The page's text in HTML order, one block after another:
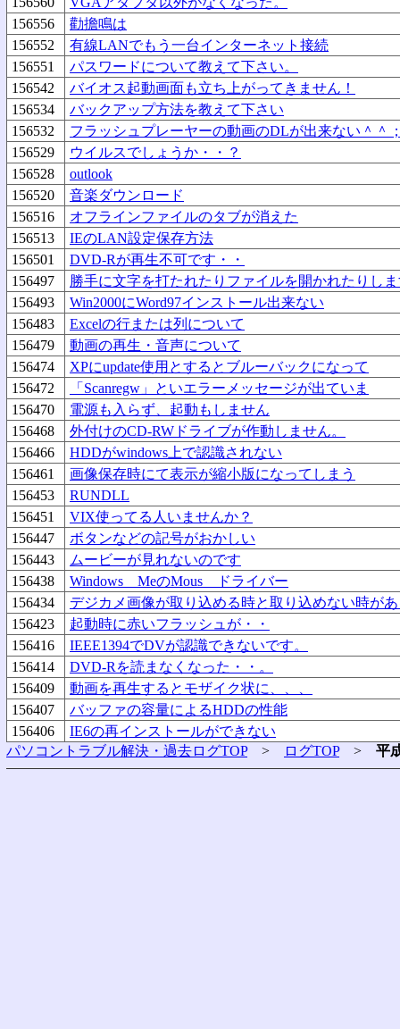
156556
勸擔鳴は
156552
有線LANでもう一台インターネット接続
156551
パスワードについて教えて下さい。
156542
バイオス起動画面も立ち上がってきません！
156534
バックアップ方法を教えて下さい
156532
フラッシュプレーヤーの動画のDLが出来ない＾＾
156529
ウイルスでしょうか・・？
156528
outlook
156520
音楽ダウンロード
156516
オフラインファイルのタブが消えた
156513
IEのLAN設定保存方法
156501
DVD-Rが再生不可です・・
156497
勝手に文字を打たれたりファイルを開かれたりし
156493
Win2000にWord97インストール出来ない
156483
Excelの行または列について
156479
動画の再生・音声について
156474
XPにupdate使用とするとブルーバックになって
156472
「Scanregw」といエラーメッセージが出ていま
156470
電源も入らず、起動もしません
156468
外付けのCD-RWドライブが作動しません。
156466
HDDがwindows上で認識されない
156461
画像保存時にて表示が縮小版になってしまう
156453
RUNDLL
156451
VIX使ってる人いませんか？
156447
ボタンなどの記号がおかしい
156443
ムービーが見れないのです
156438
Windows MeのMous ドライバー
156434
デジカメ画像が取り込める時と取り込めない時が
156423
起動時に赤いフラッシュが・・
156416
IEEE1394でDVが認識できないです。
156414
DVD-Rを読まなくなった・・。
156409
動画を再生するとモザイク状に、、、
156407
バッファの容量によるHDDの性能
156406
IE6の再インストールができない
パソコントラブル解決・過去ログTOP> ログTOP> 平